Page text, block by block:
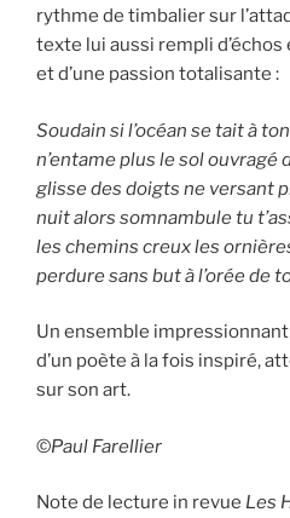
rythme de timbalier sur
texte lui aussi rempli d’échos
et d’une passion totalisante :
Soudain si l’océan se tait à
n’entame plus le sol ouvragé
glisse des doigts ne versant
nuit alors somnambule tu
les chemins creux les
perdure sans but à l’orée de
Un ensemble
d’un poète à la fois inspiré,
sur son art.
©Paul Farellier
Note de lecture in revue Les